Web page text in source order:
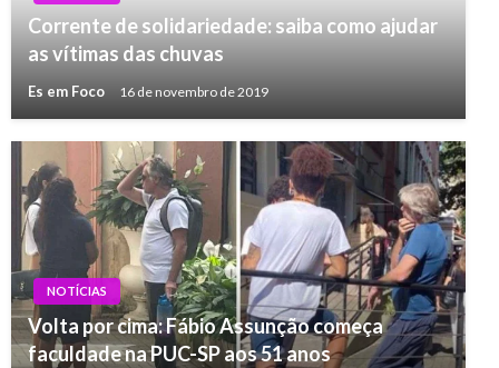
Corrente de solidariedade: saiba como ajudar
as vítimas das chuvas
Es em Foco 16 de novembro de 2019
NOTÍCIAS
Volta por cima: Fábio Assunção começa
faculdade na PUC-SP aos 51 anos